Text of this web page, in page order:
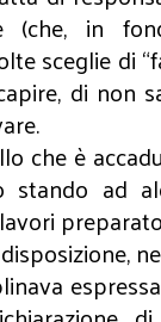
(che, in
sceglie di
di non
che è
stando ad